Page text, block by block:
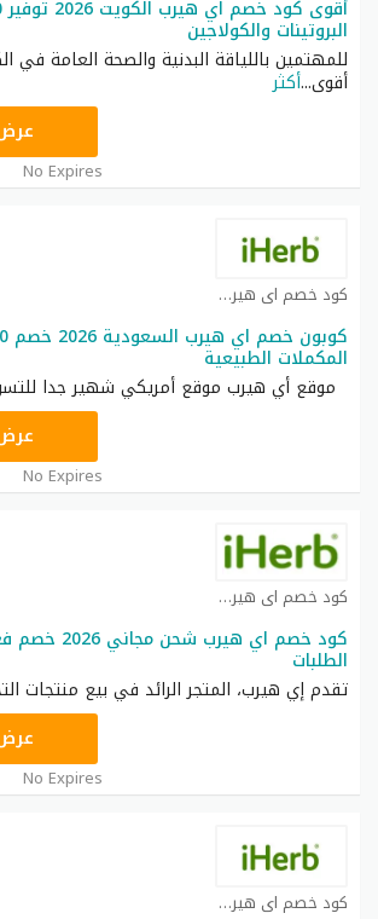
البروتينات والكولاجين
للمهتمين باللياقة البدنية والصحة العامة في
أقوى...أكثر
OBP3235
No Expires
كود خصم اي هيرب كوبون
المكملات الطبيعية
موقع أي هيرب موقع أمريكي شهير جدا
OBP3235
No Expires
كود خصم اي هيرب كوبون
كود خصم اي
الطلبات
تقدم إي هيرب، المتجر الرائد في بيع منتجات
OBP3235
No Expires
كود خصم اي هيرب كوبون